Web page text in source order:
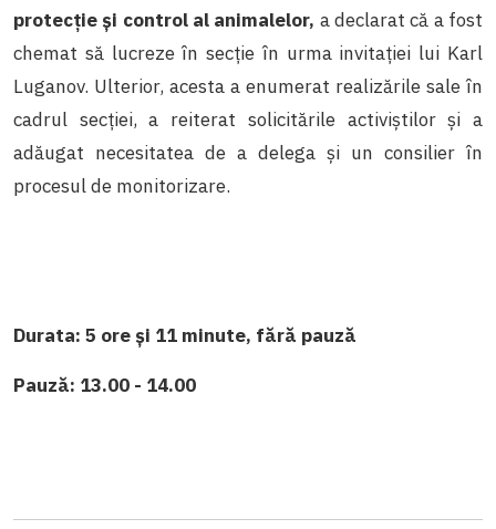
protecție și control al animalelor, a declarat că a fost
chemat să lucreze în secție în urma invitației lui Karl
Luganov. Ulterior, acesta a enumerat realizările sale în
cadrul secției, a reiterat solicitările activiștilor și a
adăugat necesitatea de a delega și un consilier în
procesul de monitorizare.
Durata: 5 ore și 11 minute, fără pauză
Pauză: 13.00 - 14.00